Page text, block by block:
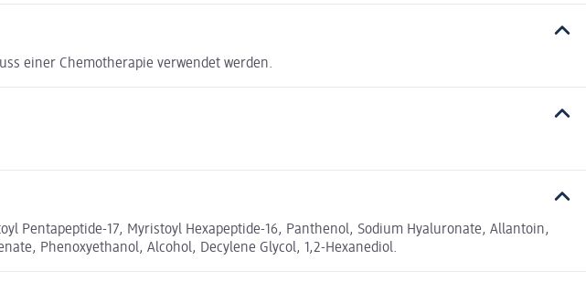
einer Chemotherapie verwendet werden.
Pentapeptide-17, Myristoyl Hexapeptide-16, Panthenol, Sodium Hyaluronate, Allantoin,
Phenoxyethanol, Alcohol, Decylene Glycol, 1,2-Hexanediol.